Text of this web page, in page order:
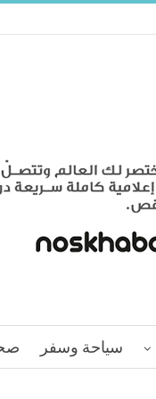
سياحة وسفر